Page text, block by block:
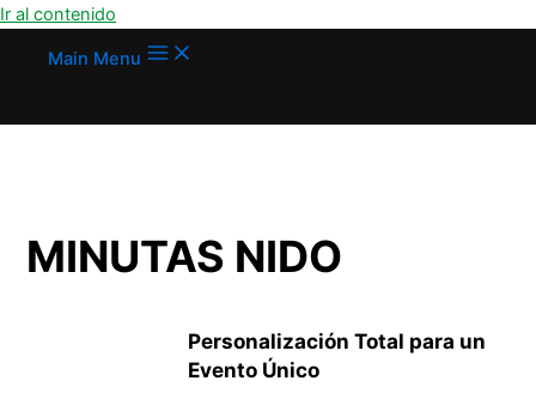
Ir al contenido
Main Menu
MINUTAS NIDO
Personalización Total para un
Evento Único